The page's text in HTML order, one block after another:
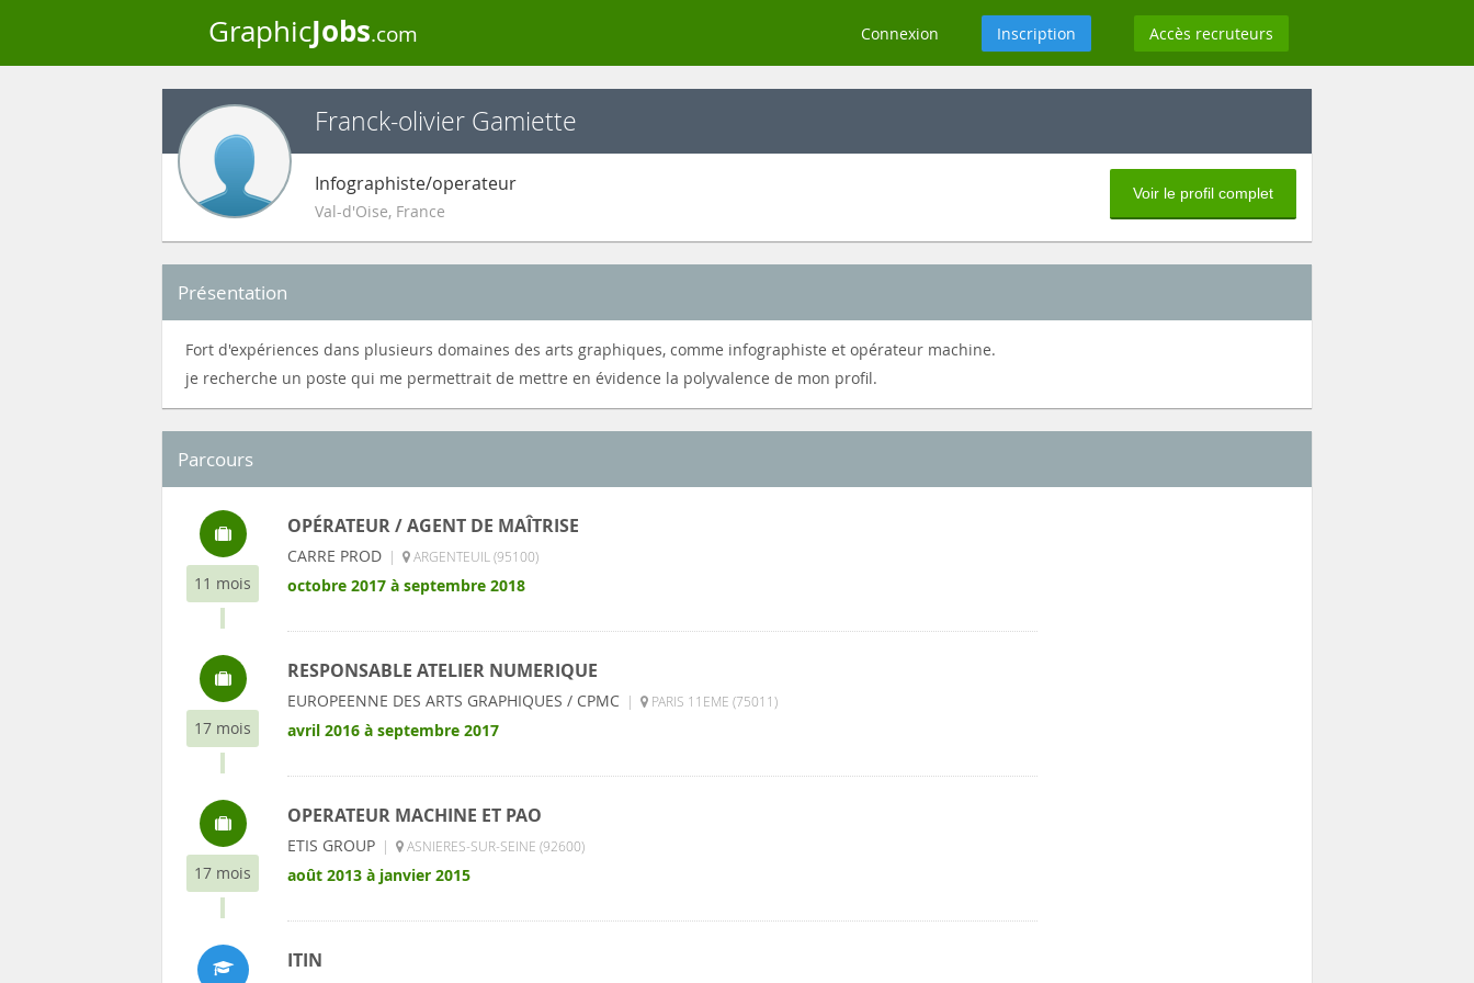
GraphicJobs.com Connexion Inscription Accès recruteurs
Franck-olivier Gamiette
Infographiste/operateur
Val-d'Oise, France
Voir le profil complet
Présentation
Fort d'expériences dans plusieurs domaines des arts graphiques, comme infographiste et opérateur machine.
je recherche un poste qui me permettrait de mettre en évidence la polyvalence de mon profil.
Parcours
11 mois
OPÉRATEUR / AGENT DE MAÎTRISE
CARRE PROD | ARGENTEUIL (95100)
octobre 2017 à septembre 2018
17 mois
RESPONSABLE ATELIER NUMERIQUE
EUROPEENNE DES ARTS GRAPHIQUES / CPMC | PARIS 11EME (75011)
avril 2016 à septembre 2017
17 mois
OPERATEUR MACHINE ET PAO
ETIS GROUP | ASNIERES-SUR-SEINE (92600)
août 2013 à janvier 2015
ITIN